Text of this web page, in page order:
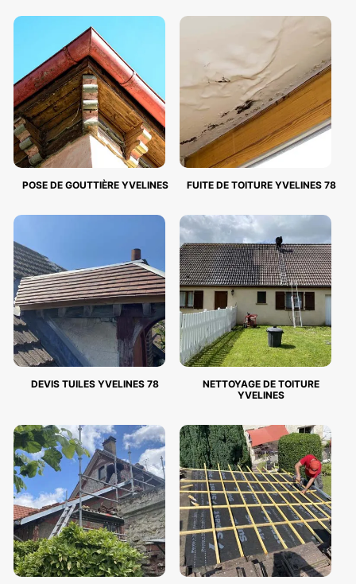
POSE DE GOUTTIÈRE YVELINES FUITE DE TOITURE YVELINES 78
DEVIS TUILES YVELINES 78
NETTOYAGE DE TOITURE
YVELINES